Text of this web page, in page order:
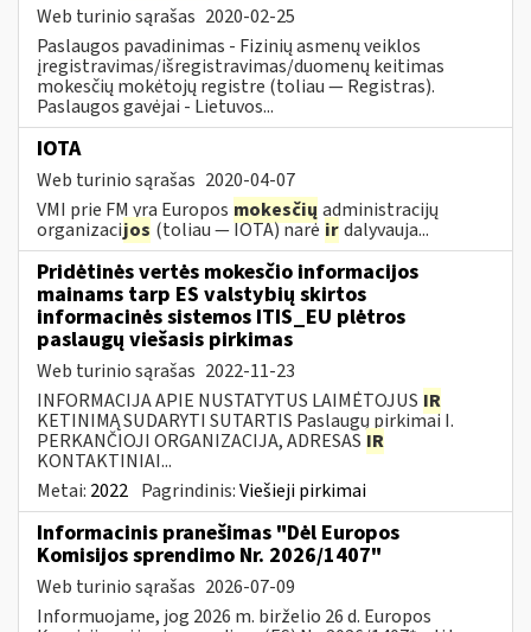
Web turinio sąrašas 2020-02-25
Paslaugos pavadinimas - Fizinių asmenų veiklos
įregistravimas/išregistravimas/duomenų keitimas
mokesčių mokėtojų registre (toliau — Registras).
Paslaugos gavėjai - Lietuvos...
IOTA
Web turinio sąrašas 2020-04-07
VMI prie FM yra Europos mokesčių administracijų
organizacijos (toliau — IOTA) narė irdalyvauja...
Pridėtinės vertės mokesčio informacijos
mainams tarp ES valstybių skirtos
informacinės sistemos ITIS_EU plėtros
paslaugų viešasis pirkimas
Web turinio sąrašas 2022-11-23
INFORMACIJA APIE NUSTATYTUS LAIMĖTOJUS IR
KETINIMĄ SUDARYTI SUTARTIS Paslaugų pirkimai I.
PERKANČIOJI ORGANIZACIJA, ADRESAS IR
KONTAKTINIAI...
Metai: 2022 Pagrindinis:Viešieji pirkimai
Informacinis pranešimas "Dėl Europos
Komisijos sprendimo Nr. 2026/1407"
Web turinio sąrašas 2026-07-09
Informuojame, jog 2026 m. birželio 26 d. Europos